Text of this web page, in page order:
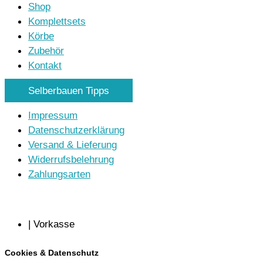
Shop
Komplettsets
Körbe
Zubehör
Kontakt
Selberbauen Tipps
Impressum
Datenschutzerklärung
Versand & Lieferung
Widerrufsbelehrung
Zahlungsarten
| Vorkasse
Cookies & Datenschutz